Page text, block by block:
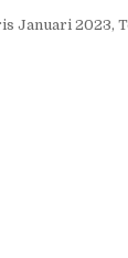
Januari 2023,